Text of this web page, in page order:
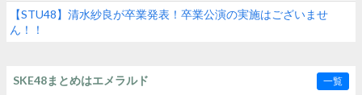
【STU48】清水紗良が卒業発表！卒業公演の実施はございませ
ん！！
SKE48まとめはエメラルド 一覧